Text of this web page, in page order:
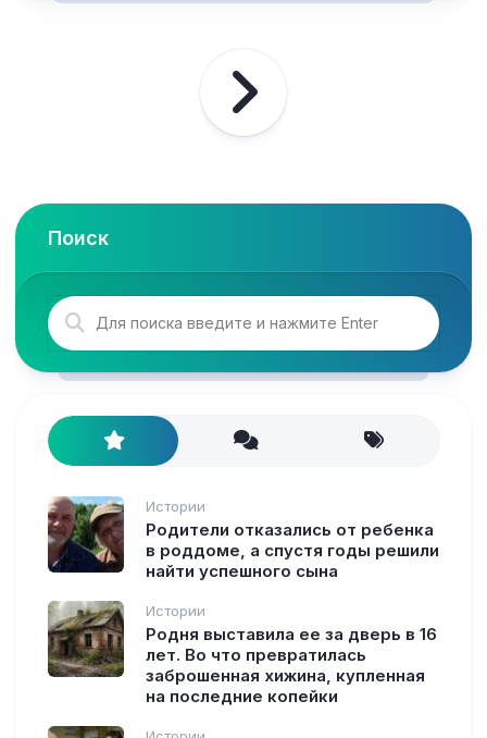
Поиск
Истории
Родители отказались от ребенка
в роддоме, а спустя годы решили
найти успешного сына
Истории
Родня выставила ее за дверь в 16
лет. Во что превратилась
заброшенная хижина, купленная
на последние копейки